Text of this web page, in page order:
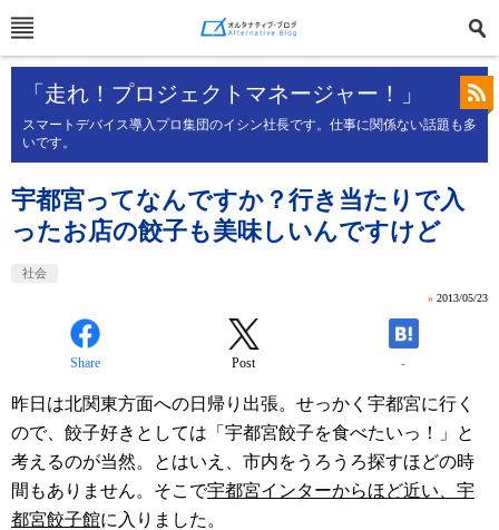
「走れ！プロジェクトマネージャー！」
スマートデバイス導入プロ集団のイシン社長です。仕事に関係ない話題も多
いです。
宇都宮ってなんですか？行き当たりで入
ったお店の餃子も美味しいんですけど
社会
» 2013/05/23
Share Post -
昨日は北関東方面への日帰り出張。せっかく宇都宮に行く
ので、餃子好きとしては「宇都宮餃子を食べたいっ！」と
考えるのが当然。とはいえ、市内をうろうろ探すほどの時
間もありません。そこで宇都宮インターからほど近い、宇
都宮餃子館に入りました。